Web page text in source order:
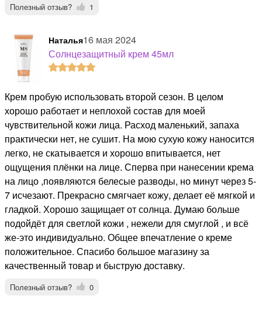
Полезный отзыв? 1
Наталья16 мая 2024
Солнцезащитный крем 45мл
Крем пробую использовать второй сезон. В целом
хорошо работает и неплохой состав для моей
чувствительной кожи лица. Расход маленький, запаха
практически нет, не сушит. На мою сухую кожу наносится
легко, не скатывается и хорошо впитывается, нет
ощущения плёнки на лице. Сперва при нанесении крема
на лицо ,появляются белесые разводы, но минут через 5-
7 исчезают. Прекрасно смягчает кожу, делает её мягкой и
гладкой. Хорошо защищает от солнца. Думаю больше
подойдёт для светлой кожи , нежели для смуглой , и всё
же-это индивидуально. Общее впечатление о креме
положительное. Спасибо большое магазину за
качественный товар и быструю доставку.
Полезный отзыв? 0